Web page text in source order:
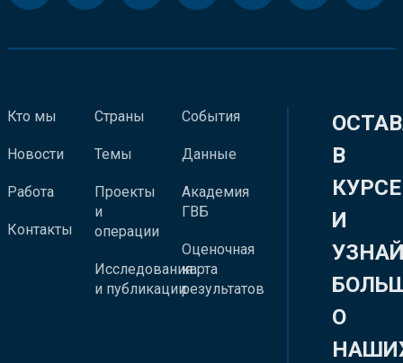
Кто мы
Новости
Работа
Контакты
Страны
Темы
Проекты
и
операции
Исследования
и публикации
События
Данные
Академия
ГВБ
Оценочная
карта
результатов
В
КУРСЕ
И
О